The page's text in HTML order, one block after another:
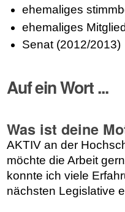
ehemaliges
ehemaliges
Senat (2012/2013)
Auf ein Wort ...
Was ist deine
AKTIV an der
möchte die Arbeit
konnte ich viele
nächsten Legislative